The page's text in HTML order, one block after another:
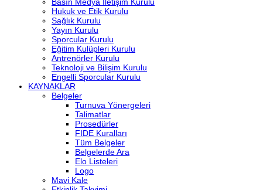
Hukuk ve Etik Kurulu
Sağlık Kurulu
Yayın Kurulu
Sporcular Kurulu
Eğitim Kulüpleri Kurulu
Antrenörler Kurulu
Teknoloji ve Bilişim Kurulu
Engelli Sporcular Kurulu
KAYNAKLAR
Belgeler
Turnuva Yönergeleri
Talimatlar
Prosedürler
FIDE Kuralları
Tüm Belgeler
Belgelerde Ara
Elo Listeleri
Logo
Mavi Kale